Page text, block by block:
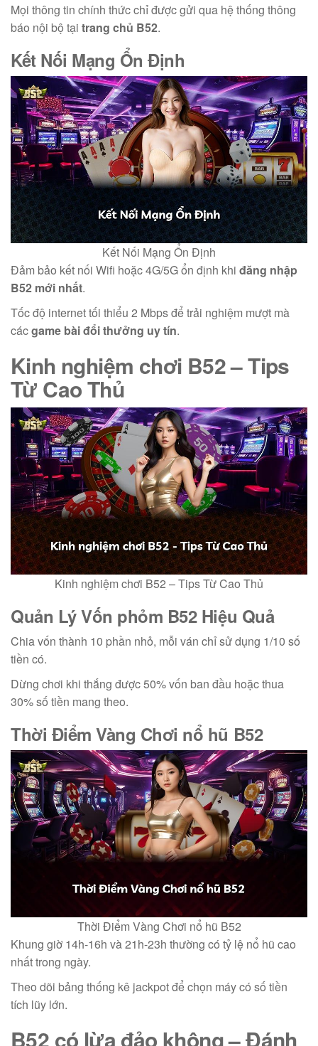
Mọi thông tin chính thức chỉ được gửi qua hệ thống thông
báo nội bộ tại trang chủ B52.
Kết Nối Mạng Ổn Định
Kết Nối Mạng Ổn Định
Đảm bảo kết nối Wifi hoặc 4G/5G ổn định khi đăng nhập
B52 mới nhất.
Tốc độ internet tối thiểu 2 Mbps để trải nghiệm mượt mà
cácgame bài đổi thưởng uy tín.
Kinh nghiệm chơi B52– Tips
Từ Cao Thủ
Kinh nghiệm chơi B52 – Tips Từ Cao Thủ
Quản Lý Vốn phỏm B52Hiệu Quả
Chia vốn thành 10 phần nhỏ, mỗi ván chỉ sử dụng 1/10 số
tiền có.
Dừng chơi khi thắng được 50% vốn ban đầu hoặc thua
30% số tiền mang theo.
Thời Điểm Vàng Chơi nổ hũ B52
Thời Điểm Vàng Chơi nổ hũ B52
Khung giờ 14h-16h và 21h-23h thường có tỷ lệ nổ hũ cao
nhất trong ngày.
Theo dõi bảng thống kê jackpot để chọn máy có số tiền
tích lũy lớn.
B52 có lừa đảo không– Đánh